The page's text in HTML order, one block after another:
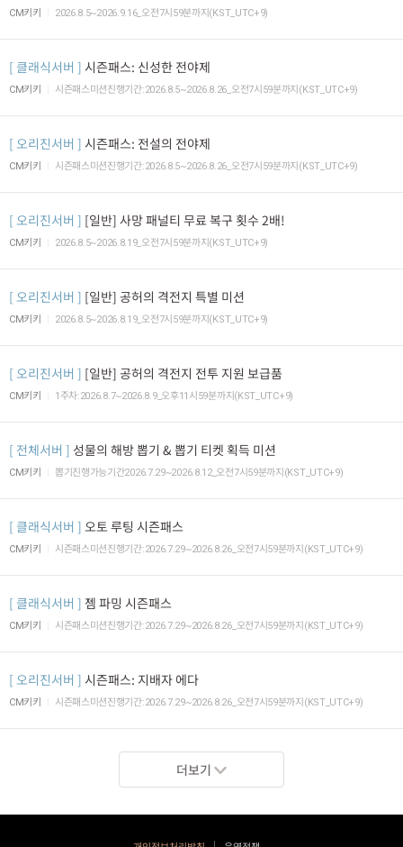
CM키키 2026.8.5~2026.9.16_오전7시59분까지(KST_UTC+9)
클래식서버 시즌패스: 신성한 전야제
CM키키 시즌패스미션진행기간:2026.8.5~2026.8.26_오전7시59분까지(KST_UTC+9)
오리진서버 시즌패스: 전설의 전야제
CM키키 시즌패스미션진행기간:2026.8.5~2026.8.26_오전7시59분까지(KST_UTC+9)
오리진서버 [일반] 사망 패널티 무료 복구 횟수 2배!
CM키키 2026.8.5~2026.8.19_오전7시59분까지(KST_UTC+9)
오리진서버 [일반] 공허의 격전지 특별 미션
CM키키 2026.8.5~2026.8.19_오전7시59분까지(KST_UTC+9)
오리진서버 [일반] 공허의 격전지 전투 지원 보급품
CM키키 1주차:2026.8.7~2026.8.9_오후11시59분까지(KST_UTC+9)
전체서버 성물의 해방 뽑기 & 뽑기 티켓 획득 미션
CM키키 뽑기진행가능기간2026.7.29~2026.8.12_오전7시59분까지(KST_UTC+9)
클래식서버 오토 루팅 시즌패스
CM키키 시즌패스미션진행기간:2026.7.29~2026.8.26_오전7시59분까지(KST_UTC+9)
클래식서버 젬 파밍 시즌패스
CM키키 시즌패스미션진행기간:2026.7.29~2026.8.26_오전7시59분까지(KST_UTC+9)
오리진서버 시즌패스: 지배자 에다
CM키키 시즌패스미션진행기간:2026.7.29~2026.8.26_오전7시59분까지(KST_UTC+9)
더보기